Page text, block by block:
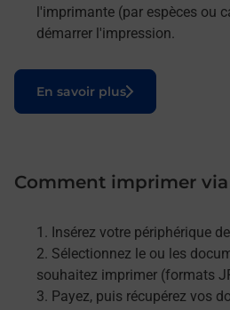
l'imprimante (par espèces ou
démarrer l'impression.
En savoir plus
Le lien s'ouvre dans un nouvel
Comment imprimer via
Insérez votre périphérique
Sélectionnez le ou les
souhaitez imprimer (formats
Payez, puis récupérez vos